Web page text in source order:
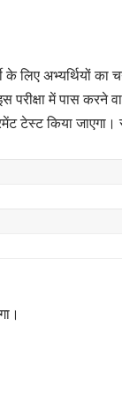
के लिए अभ्यर्थियों का
परीक्षा में पास करने
किया जाएगा।